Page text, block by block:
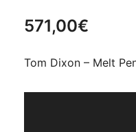
571,00€
Tom Dixon – Melt